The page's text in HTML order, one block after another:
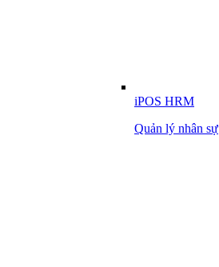
iPOS HRM
Quản lý nhân sự